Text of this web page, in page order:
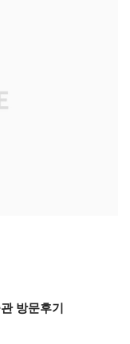
방문후기